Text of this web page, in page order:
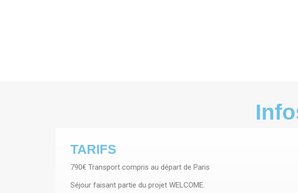
TARIFS
790€ Transport compris au départ de Paris
Séjour faisant partie du projet WELCOME.